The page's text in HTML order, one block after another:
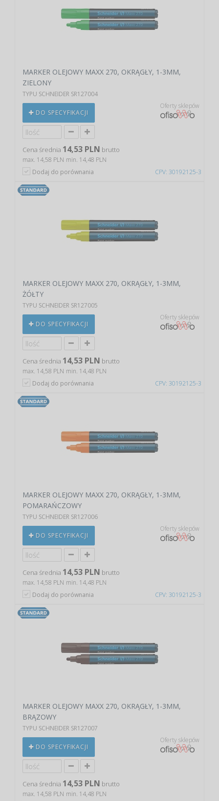
CPV: 30192125-3
MARKER OLEJOWY MAXX 270, OKRĄGŁY, 1-3MM,
ZIELONY
TYPU SCHNEIDER SR127004
DO SPECYFIKACJI
Oferty sklepów
Cena średnia 14,53 PLN brutto
max. 14,58 PLN min. 14,48 PLN
Dodaj do porównania
CPV: 30192125-3
MARKER OLEJOWY MAXX 270, OKRĄGŁY, 1-3MM,
ŻÓŁTY
TYPU SCHNEIDER SR127005
DO SPECYFIKACJI
Oferty sklepów
Cena średnia 14,53 PLN brutto
max. 14,58 PLN min. 14,48 PLN
Dodaj do porównania
CPV: 30192125-3
MARKER OLEJOWY MAXX 270, OKRĄGŁY, 1-3MM,
POMARAŃCZOWY
TYPU SCHNEIDER SR127006
DO SPECYFIKACJI
Oferty sklepów
Cena średnia 14,53 PLN brutto
max. 14,58 PLN min. 14,48 PLN
Dodaj do porównania
MARKER OLEJOWY MAXX 270, OKRĄGŁY, 1-3MM,
BRĄZOWY
TYPU SCHNEIDER SR127007
DO SPECYFIKACJI
Oferty sklepów
Cena średnia 14,53 PLN brutto
max. 14,58 PLN min. 14,48 PLN